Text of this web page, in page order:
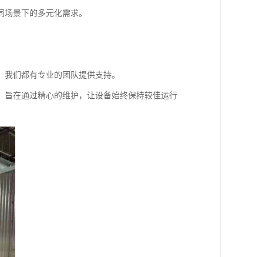
景下的多元化需求。
们都有专业的团队提供支持。
在通过精心的维护，让设备始终保持较佳运行